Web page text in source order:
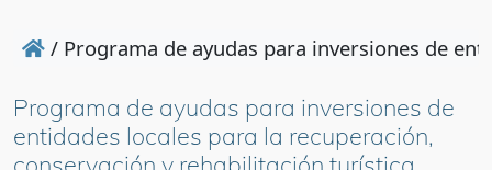
/ Programa de ayudas para inversiones de
Programa de ayudas para inversiones de
entidades locales para la recuperación,